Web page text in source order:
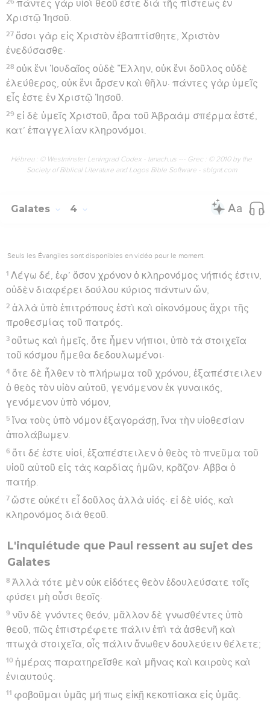
πάντες γὰρ υἱοὶ θεοῦ ἐστε διὰ τῆς πίστεως ἐν
Χριστῷ Ἰησοῦ.
27 ὅσοι γὰρ εἰς Χριστὸν ἐβαπτίσθητε, Χριστὸν
ἐνεδύσασθε·
28 οὐκ ἔνι Ἰουδαῖος οὐδὲ Ἕλλην, οὐκ ἔνι δοῦλος οὐδὲ
ἐλεύθερος, οὐκ ἔνι ἄρσεν καὶ θῆλυ· πάντες γὰρ ὑμεῖς
εἷς ἐστε ἐν Χριστῷ Ἰησοῦ.
29 εἰ δὲ ὑμεῖς Χριστοῦ, ἄρα τοῦ Ἀβραὰμ σπέρμα ἐστέ,
κατ’ ἐπαγγελίαν κληρονόμοι.
Hébreu : © Westminster Leningrad Codex - tanach.us --- Grec : © 2010 by the
Society of Biblical Literature and Logos Bible Software - sblgnt.com
Galates 4
Seuls les Évangiles sont disponibles en vidéo pour le moment.
1 Λέγω δέ, ἐφ’ ὅσον χρόνον ὁ κληρονόμος νήπιός ἐστιν,
οὐδὲν διαφέρει δούλου κύριος πάντων ὤν,
2 ἀλλὰ ὑπὸ ἐπιτρόπους ἐστὶ καὶ οἰκονόμους ἄχρι τῆς
προθεσμίας τοῦ πατρός.
3 οὕτως καὶ ἡμεῖς, ὅτε ἦμεν νήπιοι, ὑπὸ τὰ στοιχεῖα
τοῦ κόσμου ἤμεθα δεδουλωμένοι·
4 ὅτε δὲ ἦλθεν τὸ πλήρωμα τοῦ χρόνου, ἐξαπέστειλεν
ὁ θεὸς τὸν υἱὸν αὐτοῦ, γενόμενον ἐκ γυναικός,
γενόμενον ὑπὸ νόμον,
5 ἵνα τοὺς ὑπὸ νόμον ἐξαγοράσῃ, ἵνα τὴν υἱοθεσίαν
ἀπολάβωμεν.
6 ὅτι δέ ἐστε υἱοί, ἐξαπέστειλεν ὁ θεὸς τὸ πνεῦμα τοῦ
υἱοῦ αὐτοῦ εἰς τὰς καρδίας ἡμῶν, κρᾶζον· Αββα ὁ
πατήρ.
7 ὥστε οὐκέτι εἶ δοῦλος ἀλλὰ υἱός· εἰ δὲ υἱός, καὶ
κληρονόμος διὰ θεοῦ.
L'inquiétude que Paul ressent au sujet des
Galates
8 Ἀλλὰ τότε μὲν οὐκ εἰδότες θεὸν ἐδουλεύσατε τοῖς
φύσει μὴ οὖσι θεοῖς·
9 νῦν δὲ γνόντες θεόν, μᾶλλον δὲ γνωσθέντες ὑπὸ
θεοῦ, πῶς ἐπιστρέφετε πάλιν ἐπὶ τὰ ἀσθενῆ καὶ
πτωχὰ στοιχεῖα, οἷς πάλιν ἄνωθεν δουλεύειν θέλετε;
10 ἡμέρας παρατηρεῖσθε καὶ μῆνας καὶ καιροὺς καὶ
ἐνιαυτούς.
11 φοβοῦμαι ὑμᾶς μή πως εἰκῇ κεκοπίακα εἰς ὑμᾶς.